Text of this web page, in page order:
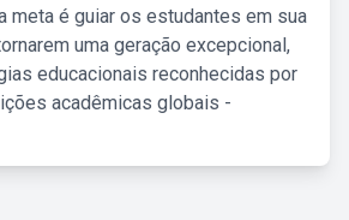
meta é guiar os estudantes em sua
uma geração excepcional,
educacionais reconhecidas por
acadêmicas globais -